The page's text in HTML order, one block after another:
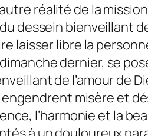
réalité de la
dessein bienveillant
laisser libre la
dernier, se
de l’amour de
misère et
l’harmonie et la